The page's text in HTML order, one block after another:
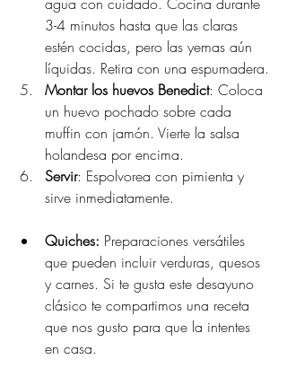
3-4 minutos hasta que las claras
estén cocidas, pero las yemas aún
líquidas. Retira con una espumadera.
Montar los huevos Benedict: Coloca
un huevo pochado sobre cada
muffin con jamón. Vierte la salsa
holandesa por encima.
Servir: Espolvorea con pimienta y
sirve inmediatamente.
Quiches: Preparaciones versátiles
que pueden incluir verduras, quesos
y carnes. Si te gusta este desayuno
clásico te compartimos una receta
que nos gusto para que la intentes
en casa.